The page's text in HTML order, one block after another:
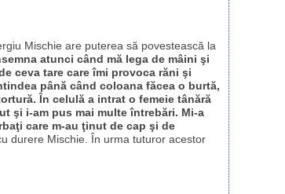
Mischie are puterea să povestească la
atunci când mă lega de mâini şi
ceva tare care îmi provoca răni şi
până când coloana făcea o burtă,
În celulă a intrat o femeie tânără
şi i-am pus mai multe întrebări. Mi-a
care m-au ţinut de cap şi de
durere Mischie. În urma tuturor acestor